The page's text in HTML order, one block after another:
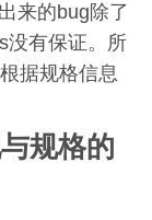
来的bug除了
没有保证。所
据规格信息
规格的